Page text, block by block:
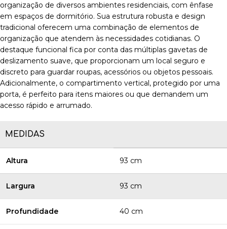
organização de diversos ambientes residenciais, com ênfase
em espaços de dormitório. Sua estrutura robusta e design
tradicional oferecem uma combinação de elementos de
organização que atendem às necessidades cotidianas. O
destaque funcional fica por conta das múltiplas gavetas de
deslizamento suave, que proporcionam um local seguro e
discreto para guardar roupas, acessórios ou objetos pessoais.
Adicionalmente, o compartimento vertical, protegido por uma
porta, é perfeito para itens maiores ou que demandem um
acesso rápido e arrumado.
MEDIDAS
Altura 93 cm
Largura 93 cm
Profundidade 40 cm